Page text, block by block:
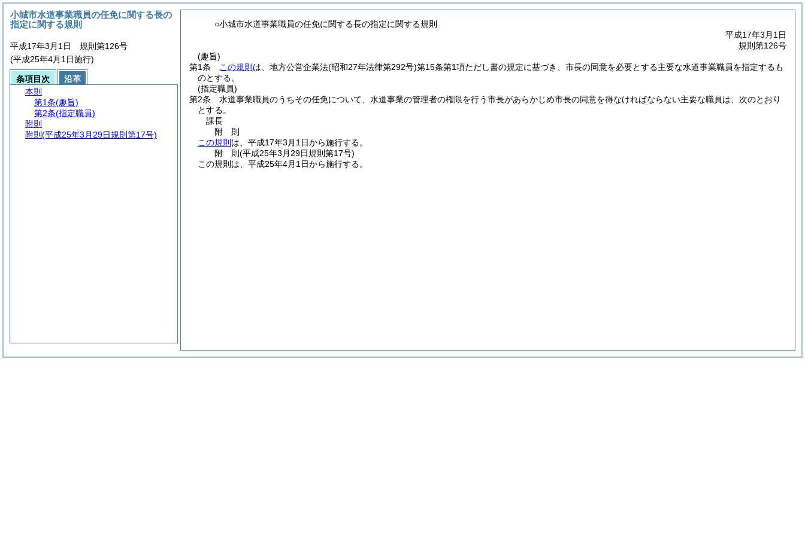
○小城市水道事業職員の任免に関する長の指定に関する規則
平成17年3月1日
規則第126号
(趣旨)
第1条
この規則 は、地方公営企業法(昭和27年法律第292号)第15条第1項ただし書の規定に基づき、市長の同意を必要とする主要な水道事業職員を指定するも
のとする。
(指定職員)
第2条
水道事業職員のうちその任免について、水道事業の管理者の権限を行う市長があらかじめ市長の同意を得なければならない主要な職員は、次のとおり
とする。
課長
附 則
この規則 は、平成17年3月1日から施行する。
附 則(平成25年3月29日規則第17号)
この規則は、平成25年4月1日から施行する。
小城市水道事業職員の任免に関する長の
指定に関する規則
平成17年3月1日 規則第126号
(平成25年4月1日施行)
条項目次
沿革
本則
第1条(趣旨)
第2条(指定職員)
附則
附則 (平成25年3月29日規則第17号)